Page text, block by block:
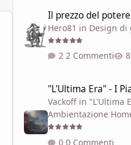
Autore
Il prezzo del
Hero81 in Design di
2 Commenti
"L'Ultima Era" - I
Vackoffin "L'Ultima
Ambientazione
0 Commenti